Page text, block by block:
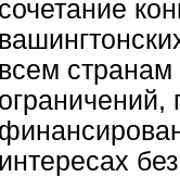
сочетание
всем странам
ограничений,
интересах